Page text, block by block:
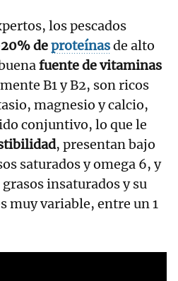
los pescados
deproteínasde alto
fuente de vitaminas
B1 y B2, son ricos
magnesio y calcio,
conjuntivo, lo que le
, presentan bajo
saturados y omega 6, y
insaturados y su
muy variable, entre un 1